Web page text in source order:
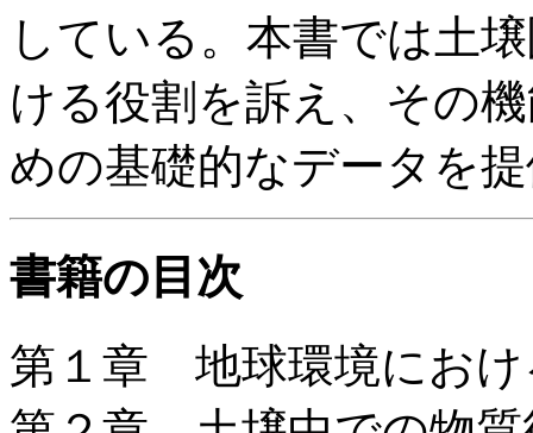
している。本書では土
ける役割を訴え、その
めの基礎的なデータを
書籍の目次
第１章 地球環境におけ